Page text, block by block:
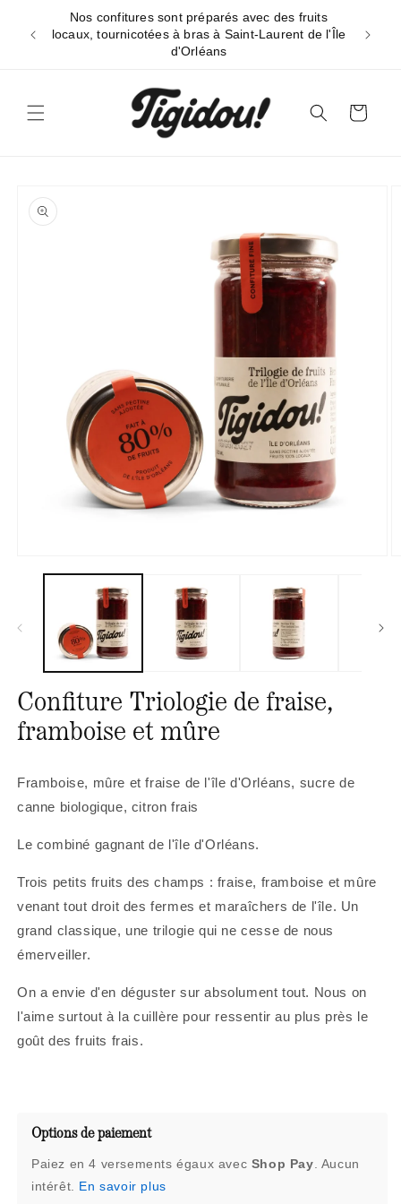
passer
au
Nos confitures sont préparés avec des fruits
locaux, tournicotées à bras à Saint-Laurent de l'Île
d'Orléans
Panier
informations
produits
une
Confiture Triologie de fraise,
framboise et mûre
Framboise, mûre et fraise de l'île d'Orléans, sucre de
canne biologique, citron frais
Le combiné gagnant de l'île d'Orléans.
Trois petits fruits des champs : fraise, framboise et mûre
venant tout droit des fermes et maraîchers de l'île. Un
grand classique, une trilogie qui ne cesse de nous
émerveiller.
On a envie d'en déguster sur absolument tout. Nous on
l'aime surtout à la cuillère pour ressentir au plus près le
goût des fruits frais.
Options de paiement
Paiez en 4 versements égaux avec Shop Pay. Aucun
intérêt. En savoir plus